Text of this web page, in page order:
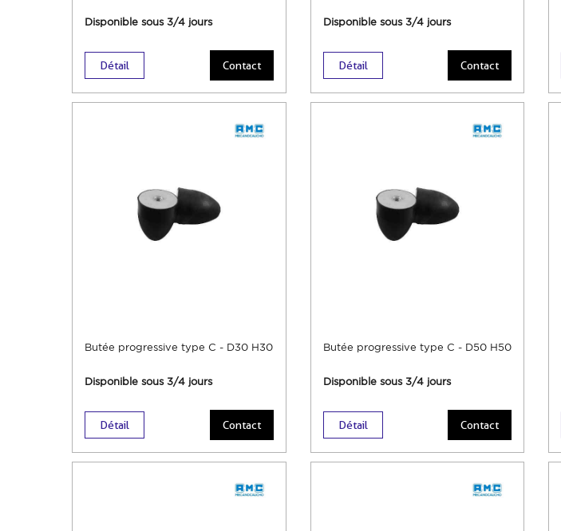
Disponible sous 3/4 jours
Détail Contact
Disponible sous 3/4 jours
Détail Contact
Butée progressive type C - D30 H30
Disponible sous 3/4 jours
Détail Contact
Butée progressive type C - D50 H50
Disponible sous 3/4 jours
Détail Contact